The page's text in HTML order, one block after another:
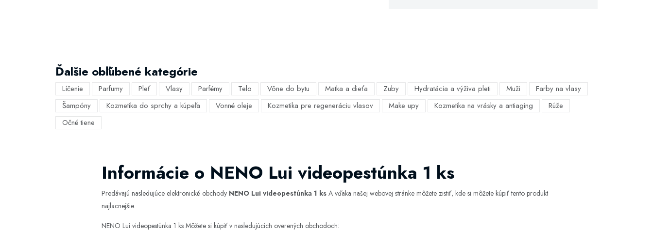
Ďalšie obľúbené kategórie
Líčenie Parfumy Pleť Vlasy Parfémy Telo Vône do bytu Matka a dieťa Zuby Hydratácia a výživa pleti Muži
Farby na vlasy
Šampóny
Kozmetika do sprchy a kúpeľa Vonné oleje Kozmetika pre regeneráciu vlasov Make upy Kozmetika na vrásky a antiaging
Rúže
Očné tiene
Informácie o NENO Lui videopestúnka 1 ks
Predávajú nasledujúce elektronické obchody NENO Lui videopestúnka 1 ks A vďaka našej webovej stránke môžete zistiť, kde si môžete kúpiť tento produkt
najlacnejšie.
NENO Lui videopestúnka 1 ks Môžete si kúpiť v nasledujúcich overených obchodoch: